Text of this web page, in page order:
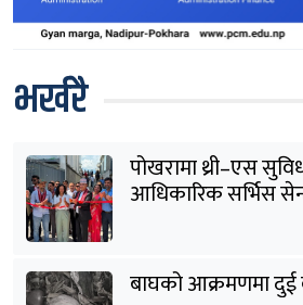
भर्खरै
पोखरामा थ्री–एस
आधिकारिक सर्भिस
बाघको आक्रमणमा दुई